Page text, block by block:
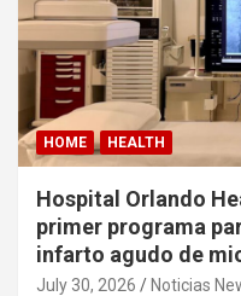
HOME HEALTH
Hospital Orlando
primer programa
infarto agudo de
July 30, 2026 Noticias